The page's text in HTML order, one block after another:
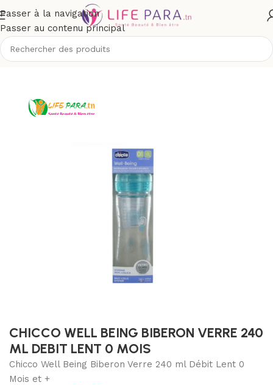
Passer à la navigation
Passer au contenu principal
Accueil/Boutique/Bébé et maman/Puériculture/Biberons
CHICCO WELL BEING BIBERON VERRE 240
ML DEBIT LENT 0 MOIS
Chicco Well Being Biberon Verre 240 ml Débit Lent 0
Mois et +